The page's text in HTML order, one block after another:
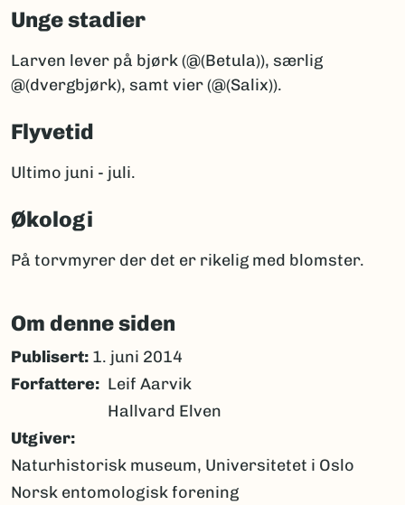
Unge stadier
Larven lever på bjørk (@(Betula)), særlig
@(dvergbjørk), samt vier (@(Salix)).
Flyvetid
Ultimo juni - juli.
Økologi
På torvmyrer der det er rikelig med blomster.
Om denne siden
Publisert: 1. juni 2014
Forfattere
Leif Aarvik
Hallvard Elven
Utgiver
Naturhistorisk museum, Universitetet i Oslo
Norsk entomologisk forening